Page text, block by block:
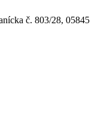
č. 803/28, 05845